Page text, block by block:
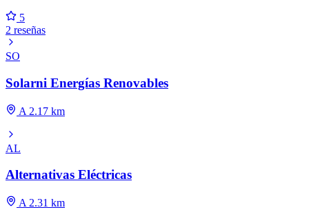
5
2 reseñas
SO
Solarni Energías Renovables
A 2.17 km
AL
Alternativas Eléctricas
A 2.31 km